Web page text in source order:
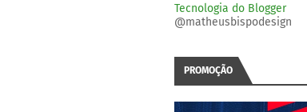
Tecnologia do Blogger
@matheusbispodesign
PROMOÇÃO